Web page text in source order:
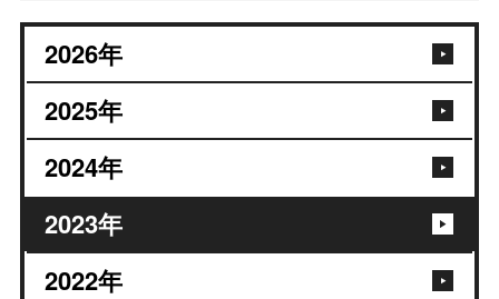
2026年
2025年
2024年
2023年
2022年